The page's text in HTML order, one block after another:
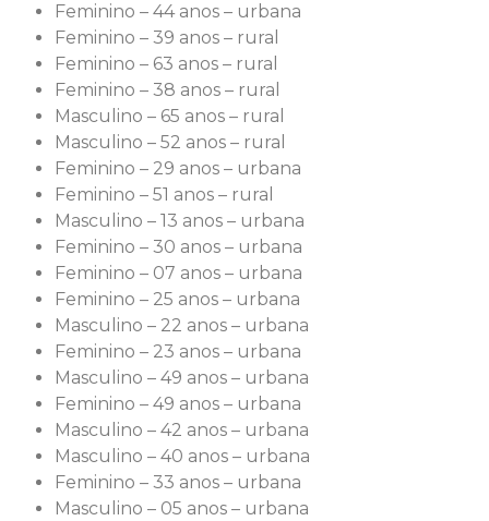
Feminino – 44 anos – urbana
Feminino – 39 anos – rural
Feminino – 63 anos – rural
Feminino – 38 anos – rural
Masculino – 65 anos – rural
Masculino – 52 anos – rural
Feminino – 29 anos – urbana
Feminino – 51 anos – rural
Masculino – 13 anos – urbana
Feminino – 30 anos – urbana
Feminino – 07 anos – urbana
Feminino – 25 anos – urbana
Masculino – 22 anos – urbana
Feminino – 23 anos – urbana
Masculino – 49 anos – urbana
Feminino – 49 anos – urbana
Masculino – 42 anos – urbana
Masculino – 40 anos – urbana
Feminino – 33 anos – urbana
Masculino – 05 anos – urbana